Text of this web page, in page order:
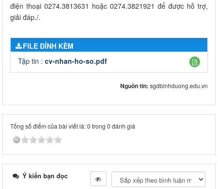
điện thoại 0274.3813631 hoặc 0274.3821921 để được hỗ trợ,
giải đáp./.
FILE ĐÍNH KÈM
Tập tin : cv-nhan-ho-so.pdf
Nguồn tin: sgdbinhduong.edu.vn
Tổng số điểm của bài viết là: 0 trong 0 đánh giá
Ý kiến bạn đọc